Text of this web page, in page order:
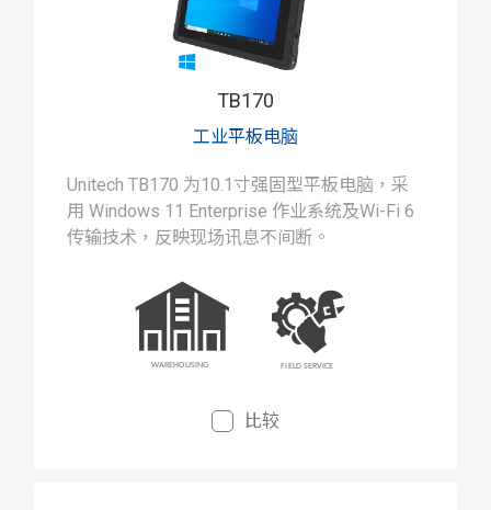
TB170
工业平板电脑
Unitech TB170 为10.1寸强固型平板电脑，采
用 Windows 11 Enterprise 作业系统及Wi-Fi 6
传输技术，反映现场讯息不间断。
比较